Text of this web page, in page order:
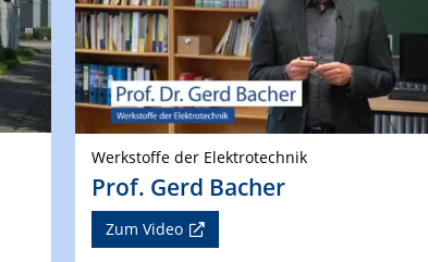
Werkstoffe der Elektrotechnik
Prof. Gerd Bacher
Zum Video